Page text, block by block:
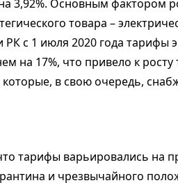
3,92%. Основным фактором
товара –
РК с 1 июля 2020 года тарифы
на 17%, что привело к росту
в свою очередь,
тарифы варьировались на
и чрезвычайного